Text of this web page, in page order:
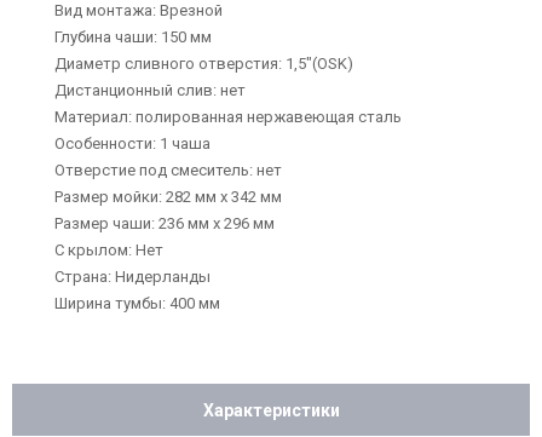
Вид монтажа: Врезной
Глубина чаши: 150 мм
Диаметр сливного отверстия: 1,5"(OSK)
Дистанционный слив: нет
Материал: полированная нержавеющая сталь
Особенности: 1 чаша
Отверстие под смеситель: нет
Размер мойки: 282 мм х 342 мм
Размер чаши: 236 мм х 296 мм
С крылом: Нет
Страна: Нидерланды
Ширина тумбы: 400 мм
Характеристики